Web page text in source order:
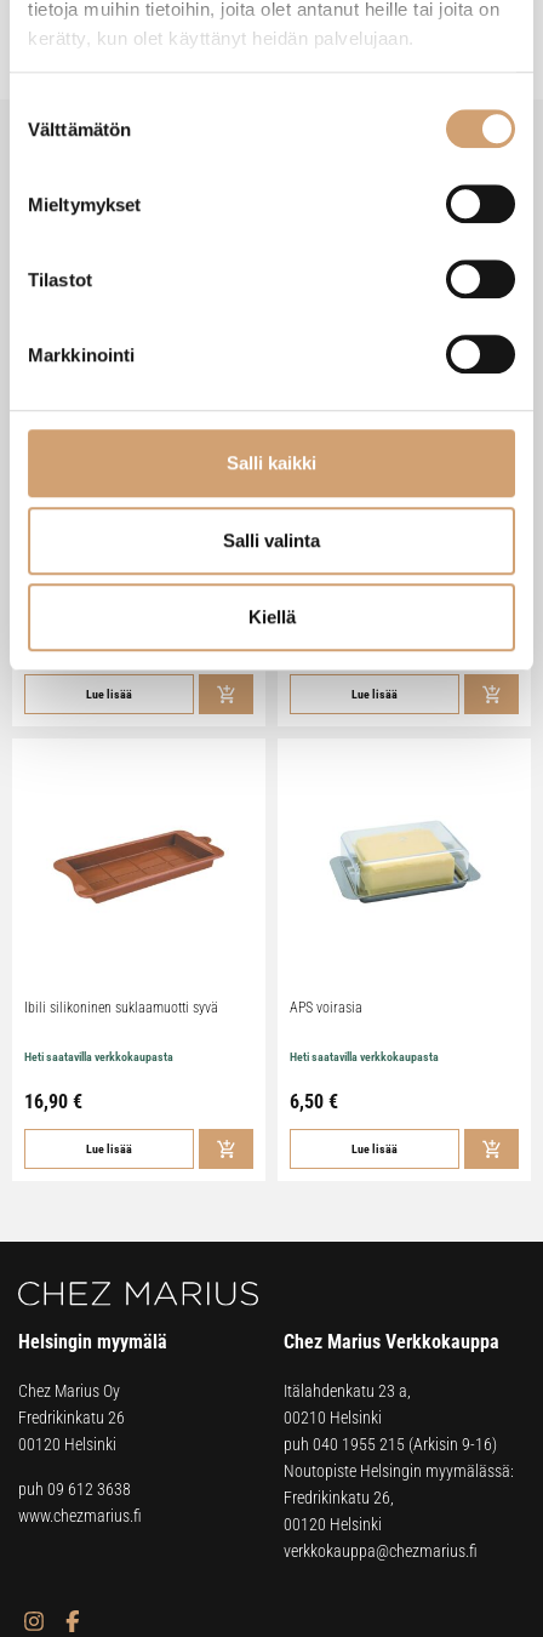
tietoja muihin tietoihin, joita olet antanut heille tai joita on
kerätty, kun olet käyttänyt heidän palvelujaan.
valinta
Välttämätön
Mieltymykset
Tilastot
Markkinointi
Salli kaikki
Salli valinta
Kiellä
pippurimylly 18cm
79,90€
Lue lisää
Ibili Sushisetti
29,90€
Lue lisää
Ibili silikoninen suklaamuotti syvä
Heti saatavilla verkkokaupasta
16,90 €
Lue lisää
APS voirasia
Heti saatavilla verkkokaupasta
6,50 €
Lue lisää
Helsingin myymälä
Chez Marius Oy
Fredrikinkatu 26
00120 Helsinki
puh 09 612 3638
www.chezmarius.fi
Chez Marius Verkkokauppa
Itälahdenkatu 23 a,
00210 Helsinki
puh 040 1955 215 (Arkisin 9-16)
Noutopiste Helsingin myymälässä:
Fredrikinkatu 26,
00120 Helsinki
verkkokauppa@chezmarius.fi